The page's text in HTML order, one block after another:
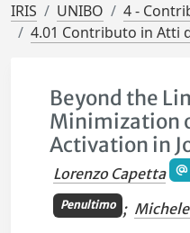
IRIS UNIBO
4 -
4.01 Contributo in Atti
Beyond the
Minimization
Activation in
Lorenzo Capetta
Penultimo ;